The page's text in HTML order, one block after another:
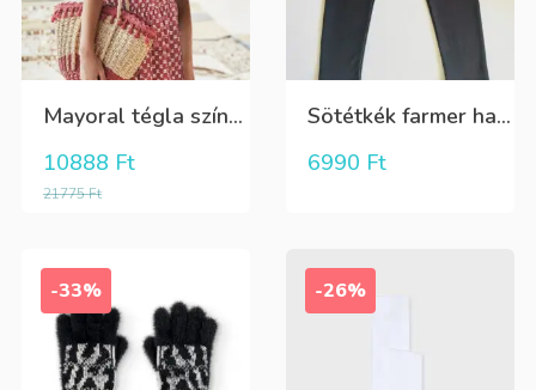
Mayoral tégla színű kisvirág mintás nyári lenge ruha
21775Ft
10888 Ft
Sötétkék farmer hatású kényelmes nadrág
6990 Ft
-33% -26%